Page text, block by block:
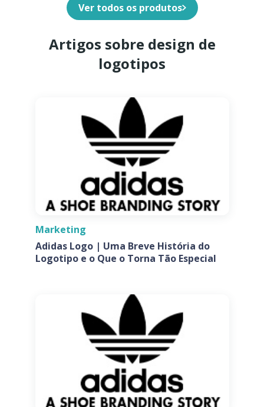
Ver todos os produtos
Artigos sobre design de
logotipos
Marketing
Adidas Logo | Uma Breve História do
Logotipo e o Que o Torna Tão Especial